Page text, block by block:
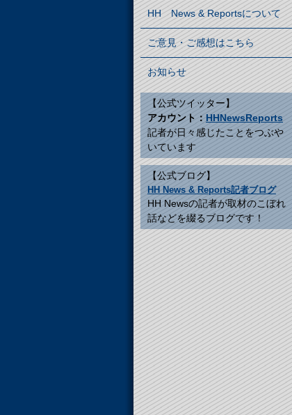
HH News & Reportsについて
ご意見・ご感想はこちら
お知らせ
【公式ツイッター】
アカウント： HHNewsReports
記者が日々感じたことをつぶや
いています
【公式ブログ】
HH News & Reports記者ブログ
HH Newsの記者が取材のこぼれ
話などを綴るブログです！